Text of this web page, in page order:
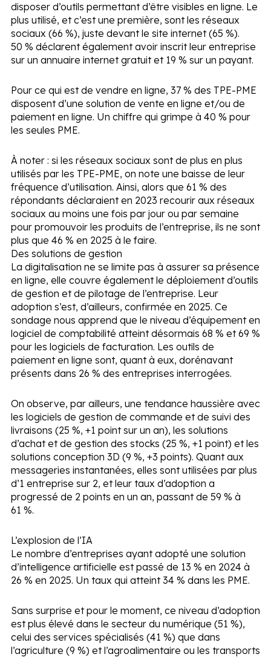
disposer d’outils permettant d’être visibles en ligne. Le
plus utilisé, et c’est une première, sont les réseaux
sociaux (66 %), juste devant le site internet (65 %).
50 % déclarent également avoir inscrit leur entreprise
sur un annuaire internet gratuit et 19 % sur un payant.
Pour ce qui est de vendre en ligne, 37 % des TPE-PME
disposent d’une solution de vente en ligne et/ou de
paiement en ligne. Un chiffre qui grimpe à 40 % pour
les seules PME.
À noter : si les réseaux sociaux sont de plus en plus
utilisés par les TPE-PME, on note une baisse de leur
fréquence d’utilisation. Ainsi, alors que 61 % des
répondants déclaraient en 2023 recourir aux réseaux
sociaux au moins une fois par jour ou par semaine
pour promouvoir les produits de l’entreprise, ils ne sont
plus que 46 % en 2025 à le faire.
Des solutions de gestion
La digitalisation ne se limite pas à assurer sa présence
en ligne, elle couvre également le déploiement d’outils
de gestion et de pilotage de l’entreprise. Leur
adoption s’est, d’ailleurs, confirmée en 2025. Ce
sondage nous apprend que le niveau d’équipement en
logiciel de comptabilité atteint désormais 68 % et 69 %
pour les logiciels de facturation. Les outils de
paiement en ligne sont, quant à eux, dorénavant
présents dans 26 % des entreprises interrogées.
On observe, par ailleurs, une tendance haussière avec
les logiciels de gestion de commande et de suivi des
livraisons (25 %, +1 point sur un an), les solutions
d’achat et de gestion des stocks (25 %, +1 point) et les
solutions conception 3D (9 %, +3 points). Quant aux
messageries instantanées, elles sont utilisées par plus
d’1 entreprise sur 2, et leur taux d’adoption a
progressé de 2 points en un an, passant de 59 % à
61 %.
L’explosion de l’IA
Le nombre d’entreprises ayant adopté une solution
d’intelligence artificielle est passé de 13 % en 2024 à
26 % en 2025. Un taux qui atteint 34 % dans les PME.
Sans surprise et pour le moment, ce niveau d’adoption
est plus élevé dans le secteur du numérique (51 %),
celui des services spécialisés (41 %) que dans
l’agriculture (9 %) et l’agroalimentaire ou les transports